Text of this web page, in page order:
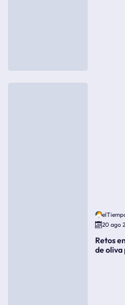
20 ago
Retos
de oliva